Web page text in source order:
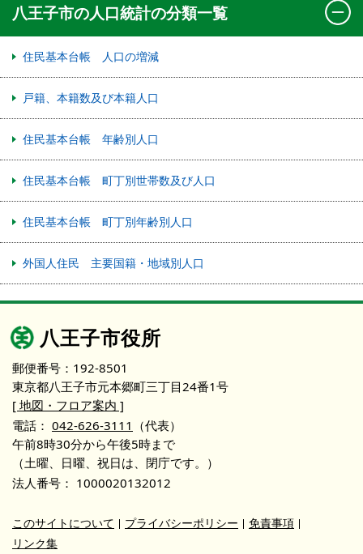
八王子市の人口統計の分類一覧
住民基本台帳 人口の増減
戸籍、本籍数及び本籍人口
住民基本台帳 年齢別人口
住民基本台帳 町丁別世帯数及び人口
住民基本台帳 町丁別年齢別人口
外国人住民 主要国籍・地域別人口
八王子市役所
郵便番号：192-8501
東京都八王子市元本郷町三丁目24番1号
[ 地図・フロア案内 ]
電話： 042-626-3111 （代表）
午前8時30分から午後5時まで
（土曜、日曜、祝日は、閉庁です。）
法人番号： 1000020132012
このサイトについて プライバシーポリシー
免責事項
リンク集